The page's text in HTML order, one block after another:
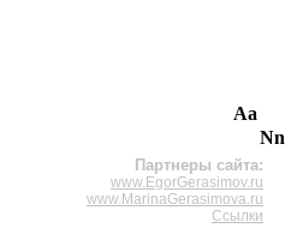
Aa
Nn
Партнеры сайта:
www.EgorGerasimov.ru
www.MarinaGerasimova.ru
Ссылки